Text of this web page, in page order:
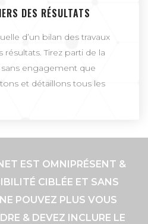
DES RÉSULTATS
d’un bilan des travaux
résultats. Tirez parti de la
engagement que
et détaillons tous les
EST OMNIPRÉSENT &
CIBLÉE ET SANS
POUVEZ PLUS VOUS
& DEVEZ INCLURE LE